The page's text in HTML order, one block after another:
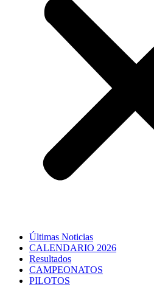
Últimas Noticias
CALENDARIO 2026
Resultados
CAMPEONATOS
PILOTOS